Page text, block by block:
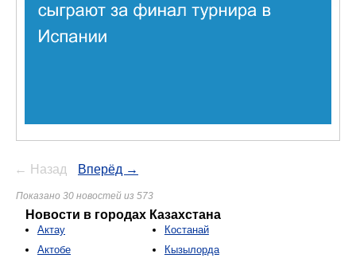
← Назад Вперёд →
Показано 30 новостей из 573
Новости в городах Казахстана
Актау
Актобе
Костанай
Кызылорда